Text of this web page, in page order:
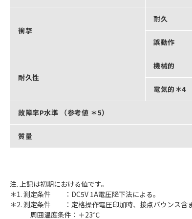
衝撃
耐久
誤動作
耐久性
機械的
電気的＊4
故障率P水準 （参考値 ＊5）
質量
注. 上記は初期における値です。
＊1. 測定条件 ：DC5V 1A電圧降下法による。
＊2. 測定条件 ：定格操作電圧印加時、接点バウンス含ま
周囲温度条件：＋23℃